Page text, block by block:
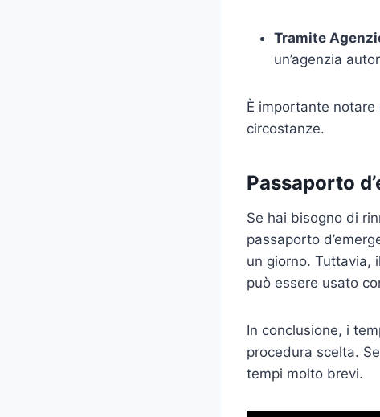
Tramite
un’agenzia
È importante
circostanze.
Passaporto
Se hai bisogno di
passaporto
un giorno. Tuttavia,
può essere usato
In conclusione, i
procedura scelta.
tempi molto brevi.